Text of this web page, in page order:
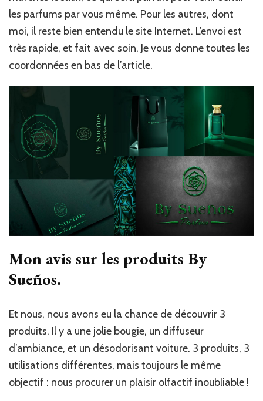
les parfums par vous même. Pour les autres, dont
moi, il reste bien entendu le site Internet. L’envoi est
très rapide, et fait avec soin. Je vous donne toutes les
coordonnées en bas de l’article.
Mon avis sur les produits By
Sueños.
Et nous, nous avons eu la chance de découvrir 3
produits. Il y a une jolie bougie, un diffuseur
d’ambiance, et un désodorisant voiture. 3 produits, 3
utilisations différentes, mais toujours le même
objectif : nous procurer un plaisir olfactif inoubliable !